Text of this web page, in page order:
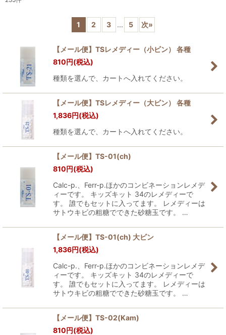
並び順 :
絞り込む
1 2 3 ... 5 次»
【メール便】TSレメディー（小ビン） 各種
810円(税込)
種類を選んで、カートへ入れてください。
【メール便】TSレメディー（大ビン） 各種
1,836円(税込)
種類を選んで、カートへ入れてください。
【メール便】TS-01(ch)
810円(税込)
Calc-p.、Ferr-p.ほかのコンビネーションレメデ
ィーです。 キッズキット 34のレメディーで
す。 誰でもセットに入ってます。 レメディーは
サトウキビの粗糖でできた砂糖玉です。 …
【メール便】TS-01(ch) 大ビン
1,836円(税込)
Calc-p.、Ferr-p.ほかのコンビネーションレメデ
ィーです。 キッズキット 34のレメディーで
す。 誰でもセットに入ってます。 レメディーは
サトウキビの粗糖でできた砂糖玉です。 …
【メール便】TS-02(Kam)
810円(税込)